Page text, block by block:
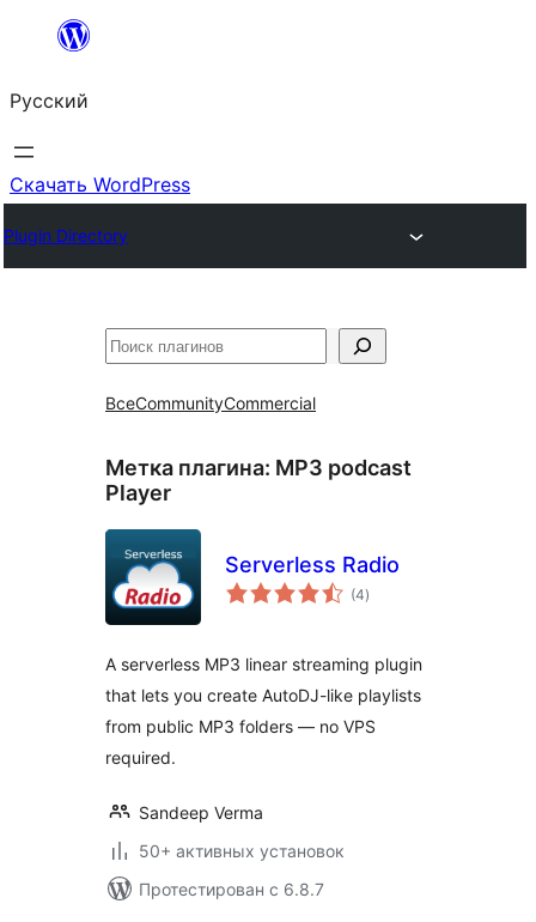
Перейти
содержимому
Русский
Скачать WordPress
Plugin Directory
Поиск
ВсеCommunityCommercial
Метка плагина: MP3 podcast
Player
Serverless Radio
(4общий
рейтинг
)
A serverless MP3 linear streaming plugin
that lets you create AutoDJ-like playlists
from public MP3 folders — no VPS
required.
Sandeep Verma
50+ активных установок
Протестирован с 6.8.7